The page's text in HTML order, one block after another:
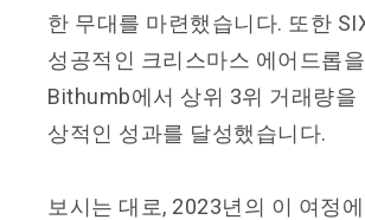
한 무대를 마련했습니다. 또한
성공적인 크리스마스 에어드롭
Bithumb에서 상위 3위 거래량을
상적인 성과를 달성했습니다.
보시는 대로, 2023년의 이 여정